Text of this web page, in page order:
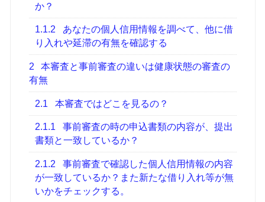
か？
1.1.2
あなたの個人信用情報を調べて、他に借
り入れや延滞の有無を確認する
2
本審査と事前審査の違いは健康状態の審査の
有無
2.1 本審査ではどこを見るの？
2.1.1
事前審査の時の申込書類の内容が、提出
書類と一致しているか？
2.1.2
事前審査で確認した個人信用情報の内容
が一致しているか？また新たな借り入れ等が無
いかをチェックする。